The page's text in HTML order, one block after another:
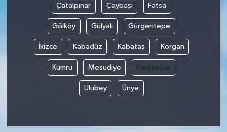
Çatalpınar Çaybaşı Fatsa
Gölköy Gülyalı Gürgentepe
İkizce Kabadüz Kabataş Korgan
Kumru Mesudiye Perşembe
Ulubey Ünye
Sağlık
Siyaset
Tarım ve Ekonomi